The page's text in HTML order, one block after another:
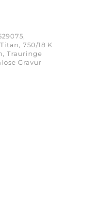
750/18 K
Trauringe
Gravur